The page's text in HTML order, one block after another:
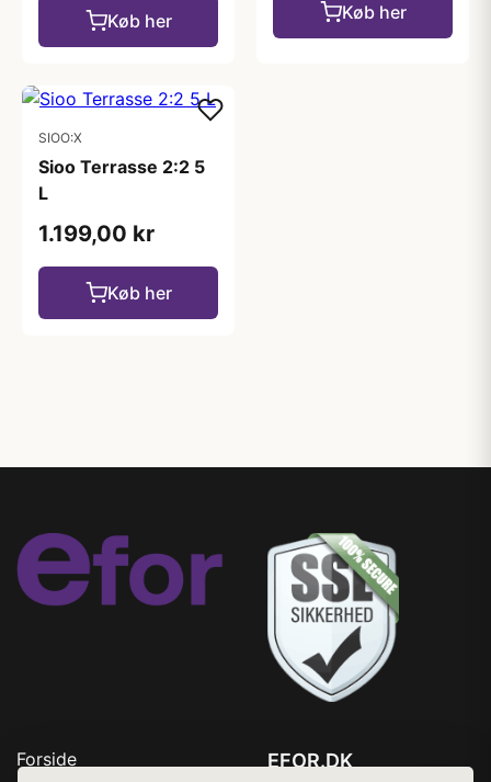
Køb her Køb her
SIOO:X
Sioo Terrasse 2:2 5
L
1.199,00 kr
Køb her
Forside
EFOR.DK